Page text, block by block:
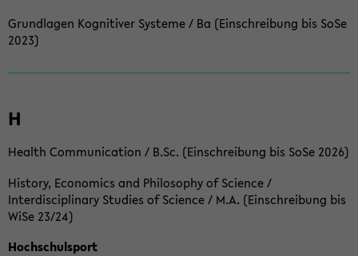
Grundlagen Kognitiver Systeme / Ba (Einschreibung bis SoSe
2023)
H
Health Communication / B.Sc. (Einschreibung bis SoSe 2026)
History, Economics and Philosophy of Science /
Interdisciplinary Studies of Science / M.A. (Einschreibung bis
WiSe 23/24)
Hochschulsport